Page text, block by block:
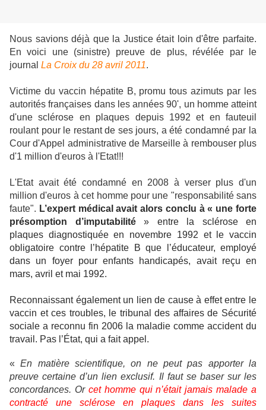
Nous savions déjà que la Justice était loin d'être parfaite.
En voici une (sinistre) preuve de plus, révélée par le
journal La Croixdu 28 avril 2011.
Victime du vaccin hépatite B, promu tous azimuts par les
autorités françaises dans les années 90', un homme atteint
d'une sclérose en plaques depuis 1992 et en fauteuil
roulant pour le restant de ses jours, a été condamné par la
Cour d'Appel administrative de Marseille à rembouser plus
d'1 million d'euros à l'Etat!!!
L'Etat avait été condamné en 2008 à verser plus d'un
million d'euros à cet homme pour une "responsabilité sans
faute". L’expert médical avait alors conclu à « une forte
présomption d’imputabilité
» entre la sclérose en
plaques diagnostiquée en novembre 1992 et le vaccin
obligatoire contre l’hépatite B que l’éducateur, employé
dans un foyer pour enfants handicapés, avait reçu en
mars, avril et mai 1992.
Reconnaissant également un lien de cause à effet entre le
vaccin et ces troubles, le tribunal des affaires de Sécurité
sociale a reconnu fin 2006 la maladie comme accident du
travail. Pas l’État, qui a fait appel.
«En matière scientifique, on ne peut pas apporter la
preuve certaine d’un lien exclusif. Il faut se baser sur les
concordances. Or cet homme qui n’était jamais malade a
contracté une sclérose en plaques dans les suites